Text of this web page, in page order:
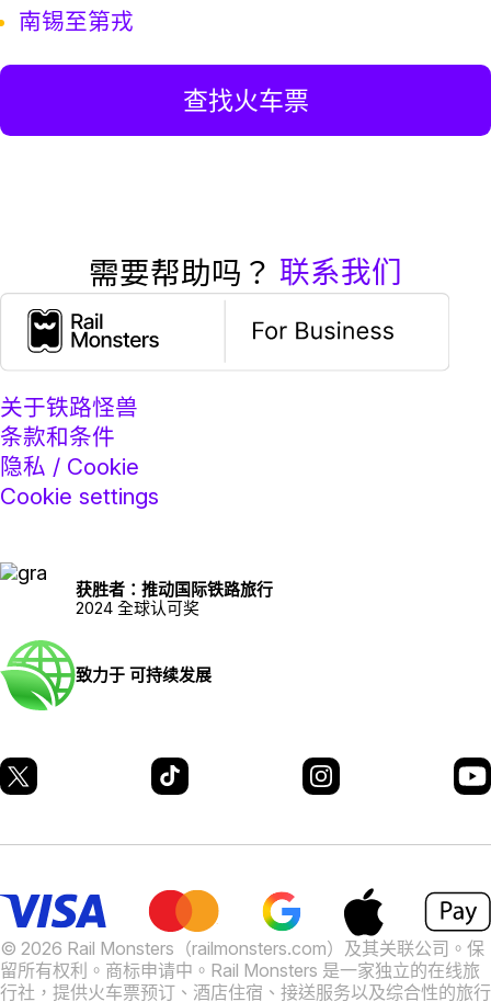
南锡至第戎
查找火车票
需要帮助吗？ 联系我们
关于铁路怪兽
条款和条件
隐私 / Cookie
Cookie settings
获胜者：推动国际铁路旅行
2024 全球认可奖
致力于 可持续发展
© 2026 Rail Monsters（railmonsters.com）及其关联公司。保
留所有权利。商标申请中。 Rail Monsters 是一家独立的在线旅
行社，提供火车票预订、酒店住宿、接送服务以及综合性的旅行